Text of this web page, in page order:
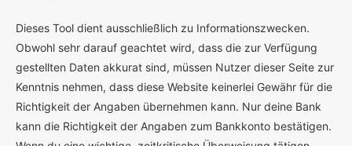
Dieses Tool dient ausschließlich zu Informationszwecken.
Obwohl sehr darauf geachtet wird, dass die zur Verfügung
gestellten Daten akkurat sind, müssen Nutzer dieser Seite zur
Kenntnis nehmen, dass diese Website keinerlei Gewähr für die
Richtigkeit der Angaben übernehmen kann. Nur deine Bank
kann die Richtigkeit der Angaben zum Bankkonto bestätigen.